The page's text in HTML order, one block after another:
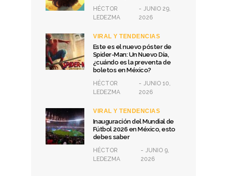
HÉCTOR
LEDEZMA
JUNIO 29,
2026
VIRAL Y TENDENCIAS
Este es el nuevo póster de
Spider-Man: Un Nuevo Día,
¿cuándo es la preventa de
boletos en México?
HÉCTOR
LEDEZMA
JUNIO 10,
2026
VIRAL Y TENDENCIAS
Inauguración del Mundial de
Fútbol 2026 en México, esto
debes saber
HÉCTOR
LEDEZMA
JUNIO 9,
2026